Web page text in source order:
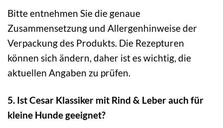
Bitte entnehmen Sie die genaue
Zusammensetzung und Allergenhinweise der
Verpackung des Produkts. Die Rezepturen
können sich ändern, daher ist es wichtig, die
aktuellen Angaben zu prüfen.
5. Ist Cesar Klassiker mit Rind & Leber auch für
kleine Hunde geeignet?